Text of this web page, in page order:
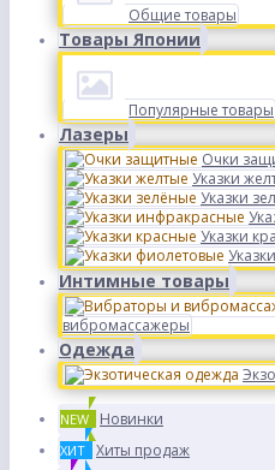
Общие товары
Товары Японии
Популярные товары
Лазеры
Очки
Указки
Указки
Указки
Интимные товары
вибромассажеры
Одежда
NEW Новинки
ХИТ Хиты продаж